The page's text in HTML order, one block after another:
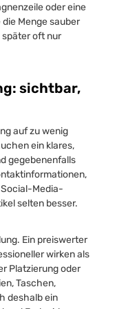
oder eine
Menge sauber
später oft nur
sichtbar,
auf zu wenig
ein klares,
gegebenenfalls
Media-
selten besser.
Ein preiswerter
wirken als
Platzierung oder
Taschen,
deshalb ein